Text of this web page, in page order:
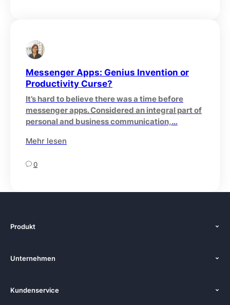
Messenger Apps: Genius Invention or
Productivity Curse?
It’s hard to believe there was a time before
messenger apps. Considered an integral part of
personal and business communication,…
Mehr lesen
0
Produkt
Preise
Lösungen
Unternehmen
Zenkit in der Presse
Kundenservice